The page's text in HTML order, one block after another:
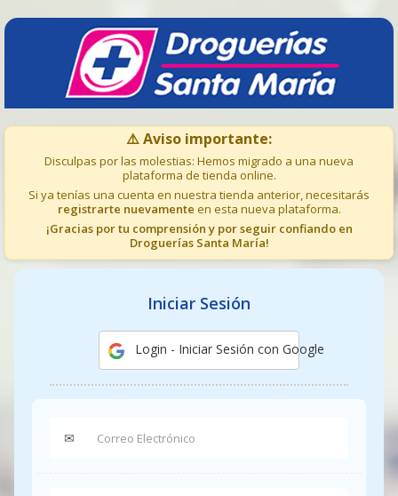
⚠️ Aviso importante:
Disculpas por las molestias: Hemos migrado a una nueva
plataforma de tienda online.
Si ya tenías una cuenta en nuestra tienda anterior, necesitarás
registrarte nuevamente en esta nueva plataforma.
¡Gracias por tu comprensión y por seguir confiando en
Droguerías Santa María!
Iniciar Sesión
Login - Iniciar Sesión con Google